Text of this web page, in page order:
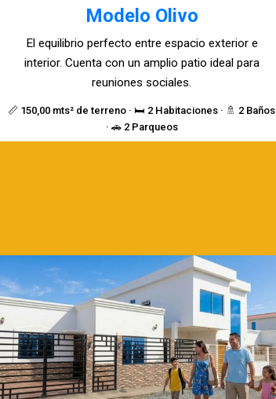
Modelo Olivo
📏 150,00 mts² de terreno · 🛏️ 2 Habitaciones · 🚿 2 Baños
· 🚗 2 Parqueos
El equilibrio perfecto entre espacio exterior e
interior. Cuenta con un amplio patio ideal para
reuniones sociales.